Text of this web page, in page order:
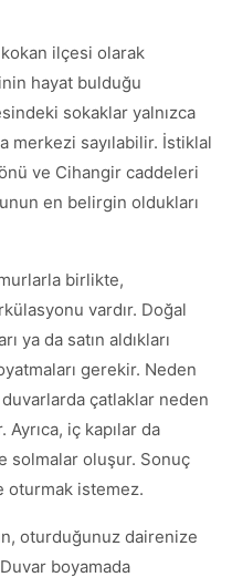
ilçesi olarak
hayat bulduğu
sokaklar yalnızca
merkezi sayılabilir. İstiklal
ve Cihangir caddeleri
en belirgin oldukları
birlikte,
vardır. Doğal
ya da satın aldıkları
gerekir. Neden
çatlaklar neden
iç kapılar da
solmalar oluşur. Sonuç
oturmak istemez.
oturduğunuz dairenize
boyamada